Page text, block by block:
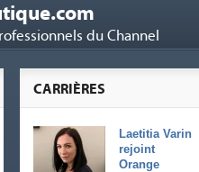
du Channel
CARRIÈRES
Laetitia Varin
rejoint
Orange